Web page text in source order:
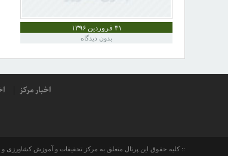
مرکزی
۳۱ فروردین ۱۳۹۶
بدون دیدگاه
اخبار مرکز
کلیه حقوق این پرتال متعلق به مرکز تحقیقات و آموزش کشاورزی